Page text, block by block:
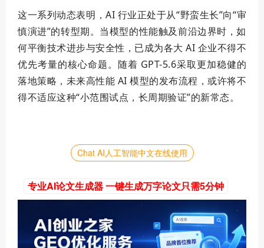
这一系列动态表明，AI 行业正处于从“野蛮生长”向“审
慎演进”的转型期。当模型的性能触及前沿边界时，如
何平衡技术进步与安全性，已成为各大 AI 企业不得不
优先考量的核心命题。随着 GPT-5.6采取更加稳健的
落地策略，未来高性能 AI 模型的发布流程，或许将不
得不适应这种“小范围试点，长周期验证”的新常态。
Chat AI人工智能中文在线使用
专业AI论文生成器 一键生成万字论文只需5分钟